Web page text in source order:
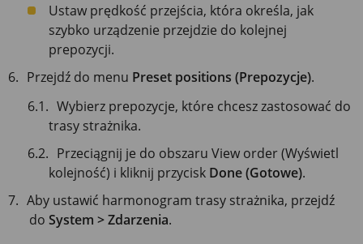
Ustaw prędkość przejścia, która określa, jak
szybko urządzenie przejdzie do kolejnej
prepozycji.
Przejdź do menu Preset positions (Prepozycje).
Wybierz prepozycje, które chcesz zastosować do
trasy strażnika.
Przeciągnij je do obszaru View order (Wyświetl
kolejność) i kliknij przycisk Done (Gotowe).
Aby ustawić harmonogram trasy strażnika, przejdź
do System > Zdarzenia.